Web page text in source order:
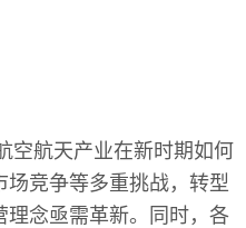
空航天产业在新时期如何
竞争等多重挑战，转型
理念亟需革新。同时，各